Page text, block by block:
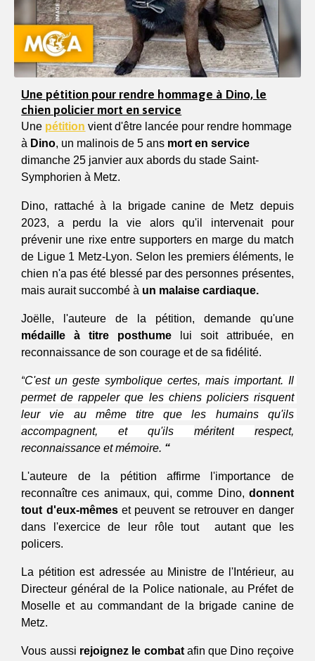
Une pétition pour rendre hommage à Dino, le
chien policier mort en service
Une pétition vient d'être lancée pour rendre hommage
à Dino, un malinois de 5 ans
dimanche 25 janvier aux abords du stade Saint-
Symphorien à Metz.
Dino, rattaché à la brigade canine de Metz depuis
2023, a perdu la vie alors qu'il intervenait pour
prévenir une rixe entre supporters en marge du match
de Ligue 1 Metz-Lyon. Selon les premiers éléments, le
chien n'a pas été blessé par des personnes présentes,
mais aurait succombé à un malaise cardiaque.
Joëlle, l'auteure de la pétition, demande qu'une
médaille à titre posthume lui soit attribuée, en
reconnaissance de son courage et de sa fidélité.
“C'est un geste symbolique certes, mais important. Il
permet de rappeler que les chiens policiers risquent
leur vie au même titre que les humains qu'ils
accompagnent, et qu'ils méritent
respect,
reconnaissance et mémoire. “
L'auteure de la pétition affirme l'importance de
reconnaître ces animaux, qui, comme Dino, donnent
tout d'eux-mêmes et peuvent se retrouver en danger
dans l'exercice de leur rôle tout  autant que les
policers.
La pétition est adressée au Ministre de l'Intérieur, au
Directeur général de la Police nationale, au Préfet de
Moselle et au commandant de la brigade canine de
Metz.
Vous aussi rejoignez le combat afin que Dino reçoive